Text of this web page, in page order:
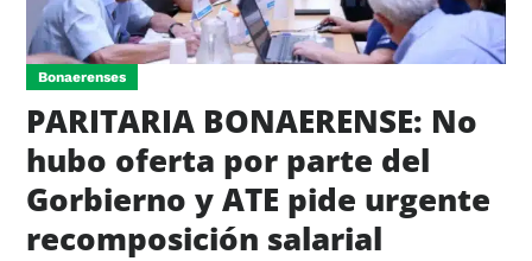
Bonaerenses
PARITARIA BONAERENSE: No
hubo oferta por parte del
Gorbierno y ATE pide urgente
recomposición salarial